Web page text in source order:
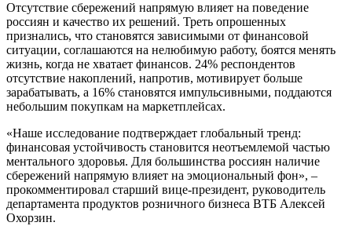
Отсутствие сбережений напрямую влияет на поведение
россиян и качество их решений. Треть опрошенных
признались, что становятся зависимыми от финансовой
ситуации, соглашаются на нелюбимую работу, боятся менять
жизнь, когда не хватает финансов. 24% респондентов
отсутствие накоплений, напротив, мотивирует больше
зарабатывать, а 16% становятся импульсивными, поддаются
небольшим покупкам на маркетплейсах.
«Наше исследование подтверждает глобальный тренд:
финансовая устойчивость становится неотъемлемой частью
ментального здоровья. Для большинства россиян наличие
сбережений напрямую влияет на эмоциональный фон», –
прокомментировал старший вице-президент, руководитель
департамента продуктов розничного бизнеса ВТБ Алексей
Охорзин.